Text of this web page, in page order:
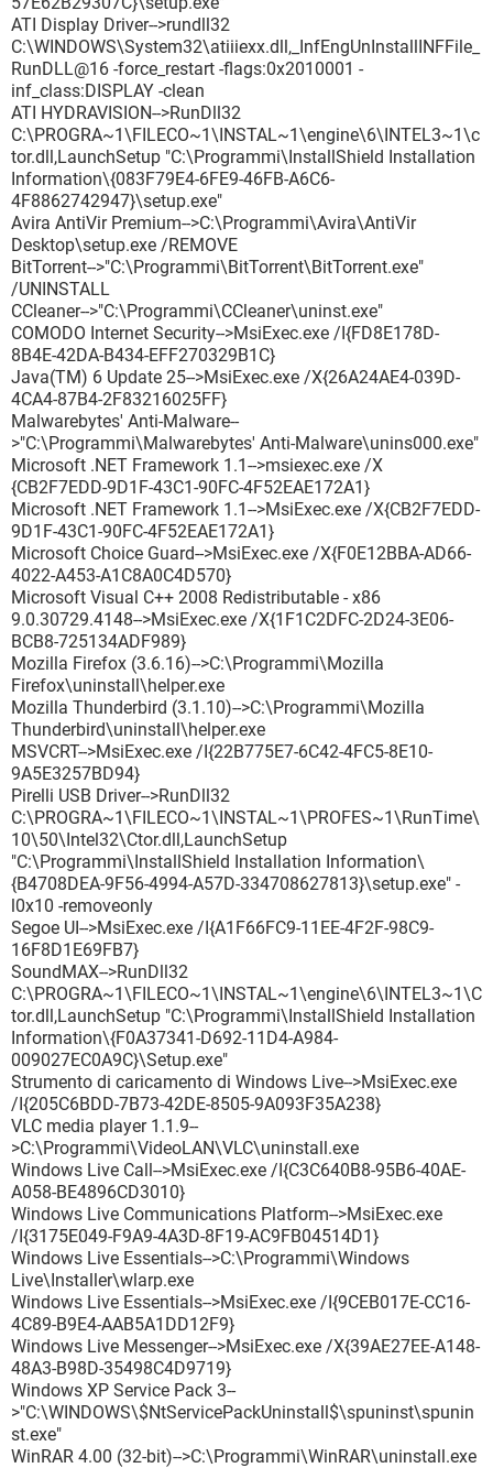
ATI Display Driver-->rundll32
C:\WINDOWS\System32\atiiiexx.dll,_InfEngUnInstallINFFile_
RunDLL@16 -force_restart -flags:0x2010001 -
inf_class:DISPLAY -clean
ATI HYDRAVISION-->RunDll32
C:\PROGRA~1\FILECO~1\INSTAL~1\engine\6\INTEL3~1\c
tor.dll,LaunchSetup "C:\Programmi\InstallShield Installation
Information\{083F79E4-6FE9-46FB-A6C6-
4F8862742947}\setup.exe"
Avira AntiVir Premium-->C:\Programmi\Avira\AntiVir
Desktop\setup.exe /REMOVE
BitTorrent-->"C:\Programmi\BitTorrent\BitTorrent.exe"
/UNINSTALL
CCleaner-->"C:\Programmi\CCleaner\uninst.exe"
COMODO Internet Security-->MsiExec.exe /I{FD8E178D-
8B4E-42DA-B434-EFF270329B1C}
Java(TM) 6 Update 25-->MsiExec.exe /X{26A24AE4-039D-
4CA4-87B4-2F83216025FF}
Malwarebytes' Anti-Malware--
>"C:\Programmi\Malwarebytes' Anti-Malware\unins000.exe"
Microsoft .NET Framework 1.1-->msiexec.exe /X
{CB2F7EDD-9D1F-43C1-90FC-4F52EAE172A1}
Microsoft .NET Framework 1.1-->MsiExec.exe /X{CB2F7EDD-
9D1F-43C1-90FC-4F52EAE172A1}
Microsoft Choice Guard-->MsiExec.exe /X{F0E12BBA-AD66-
4022-A453-A1C8A0C4D570}
Microsoft Visual C++ 2008 Redistributable - x86
9.0.30729.4148-->MsiExec.exe /X{1F1C2DFC-2D24-3E06-
BCB8-725134ADF989}
Mozilla Firefox (3.6.16)-->C:\Programmi\Mozilla
Firefox\uninstall\helper.exe
Mozilla Thunderbird (3.1.10)-->C:\Programmi\Mozilla
Thunderbird\uninstall\helper.exe
MSVCRT-->MsiExec.exe /I{22B775E7-6C42-4FC5-8E10-
9A5E3257BD94}
Pirelli USB Driver-->RunDll32
C:\PROGRA~1\FILECO~1\INSTAL~1\PROFES~1\RunTime\
10\50\Intel32\Ctor.dll,LaunchSetup
"C:\Programmi\InstallShield Installation Information\
{B4708DEA-9F56-4994-A57D-334708627813}\setup.exe" -
l0x10 -removeonly
Segoe UI-->MsiExec.exe /I{A1F66FC9-11EE-4F2F-98C9-
16F8D1E69FB7}
SoundMAX-->RunDll32
C:\PROGRA~1\FILECO~1\INSTAL~1\engine\6\INTEL3~1\C
tor.dll,LaunchSetup "C:\Programmi\InstallShield Installation
Information\{F0A37341-D692-11D4-A984-
009027EC0A9C}\Setup.exe"
Strumento di caricamento di Windows Live-->MsiExec.exe
/I{205C6BDD-7B73-42DE-8505-9A093F35A238}
VLC media player 1.1.9--
>C:\Programmi\VideoLAN\VLC\uninstall.exe
Windows Live Call-->MsiExec.exe /I{C3C640B8-95B6-40AE-
A058-BE4896CD3010}
Windows Live Communications Platform-->MsiExec.exe
/I{3175E049-F9A9-4A3D-8F19-AC9FB04514D1}
Windows Live Essentials-->C:\Programmi\Windows
Live\Installer\wlarp.exe
Windows Live Essentials-->MsiExec.exe /I{9CEB017E-CC16-
4C89-B9E4-AAB5A1DD12F9}
Windows Live Messenger-->MsiExec.exe /X{39AE27EE-A148-
48A3-B98D-35498C4D9719}
Windows XP Service Pack 3--
>"C:\WINDOWS\$NtServicePackUninstall$\spuninst\spunin
st.exe"
WinRAR 4.00 (32-bit)-->C:\Programmi\WinRAR\uninstall.exe